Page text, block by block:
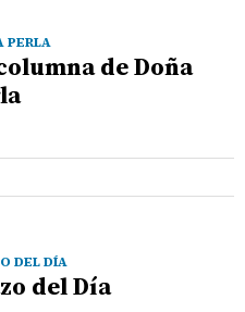
PERLA
de Doña
DEL DÍA
del Día